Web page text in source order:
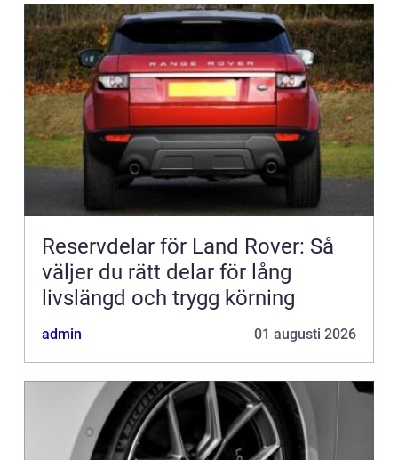
Reservdelar för Land Rover: Så
väljer du rätt delar för lång
livslängd och trygg körning
admin 01 augusti 2026